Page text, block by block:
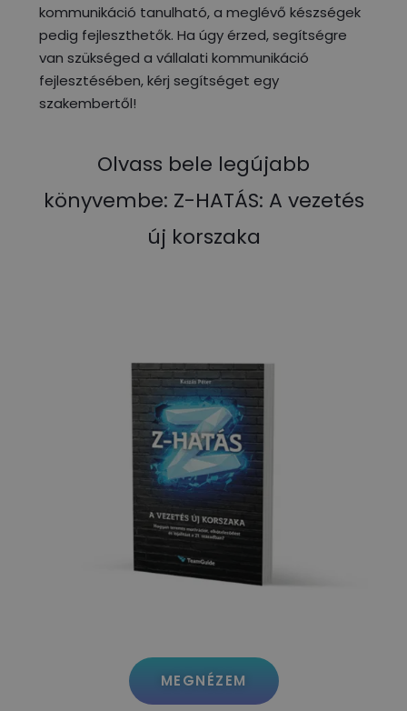
kommunikáció tanulható, a meglévő készségek
pedig fejleszthetők. Ha úgy érzed, segítségre
van szükséged a vállalati kommunikáció
fejlesztésében, kérj segítséget egy
szakembertől!
Olvass bele legújabb
könyvembe: Z-HATÁS: A vezetés
új korszaka
MEGNÉZEM